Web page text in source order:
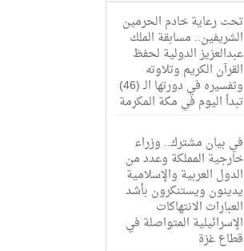
تحت رعاية خادم الحرمين
الشريفين.. مسابقة الملك
عبدالعزيز الدولية لحفظ
القرآن الكريم وتلاوته
وتفسيره في دورتها الـ (46)
تبدأ اليوم في مكة المكرمة
في بيان مشترك.. وزراء
خارجية المملكة وعدد من
الدول العربية والإسلامية
يدينون ويستنكرون بأشد
العبارات الانتهاكات
الإسرائيلية المتواصلة في
قطاع غزة